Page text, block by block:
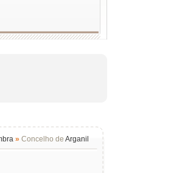
» Concelho de Arganil